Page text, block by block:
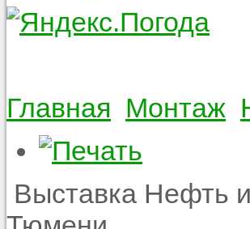
Главная Монтаж
Выставка Нефть и